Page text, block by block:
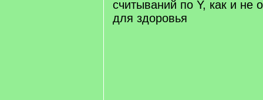
считываний по Y, как и не
для здоровья